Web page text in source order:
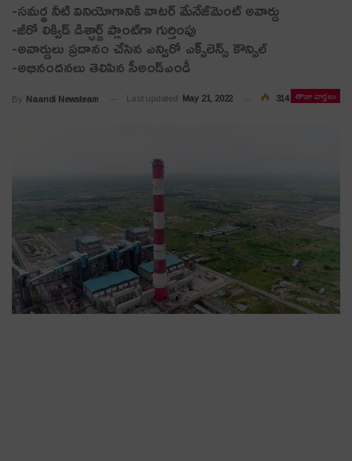
-సమర్థ నీటి వినియోగానికి వాటర్‌ మేనేజ్‌మెంట్‌ అవార్డు
-జీరో లిక్విడ్‌ డిశ్ఛార్జ్‌ ప్లాంట్‌గా గుర్తింపు
-అవార్డులు ప్రదానం చేసిన ఎన్విరో ఎక్స్‌లెన్స్‌ కౌన్సిల్‌
-అభినంద‌న‌లు తెలిపిన సీఅండ్ఎండీ
తాజా వార్తలు
By Naandi Newsteam Last updated May 21, 2022 314